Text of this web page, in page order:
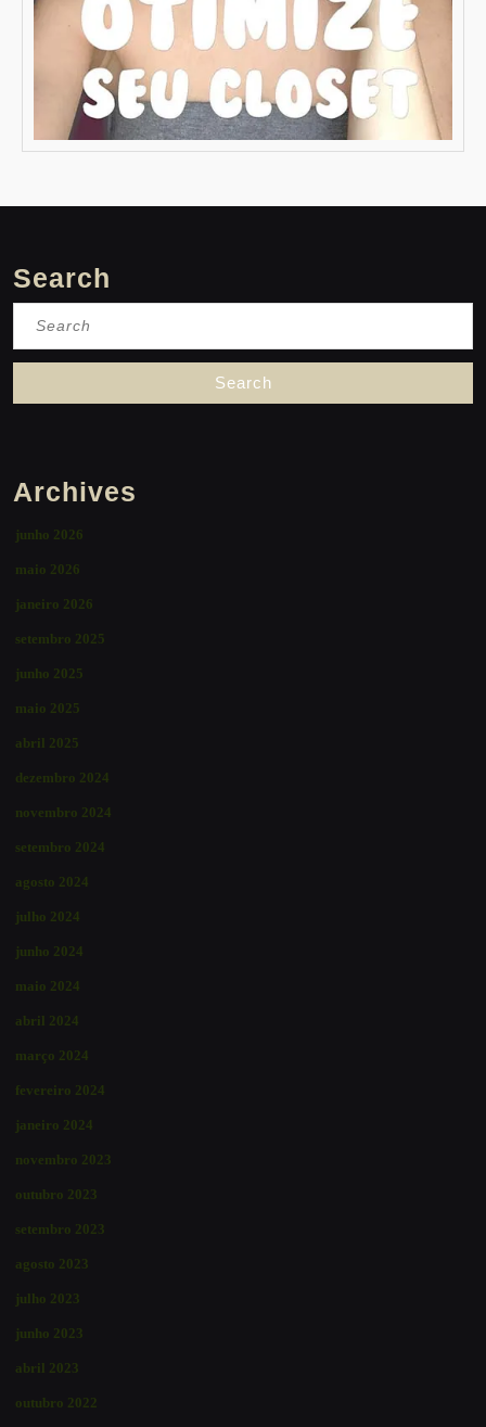
Search
Archives
junho 2026
maio 2026
janeiro 2026
setembro 2025
junho 2025
maio 2025
abril 2025
dezembro 2024
novembro 2024
setembro 2024
agosto 2024
julho 2024
junho 2024
maio 2024
abril 2024
março 2024
fevereiro 2024
janeiro 2024
novembro 2023
outubro 2023
setembro 2023
agosto 2023
julho 2023
junho 2023
abril 2023
outubro 2022